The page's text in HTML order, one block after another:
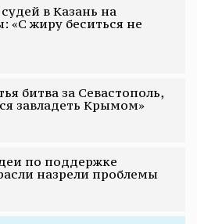
в Казань на
жиру беситься не
битва за Севастополь,
завладеть Крымом»
по поддержке
назрели проблемы